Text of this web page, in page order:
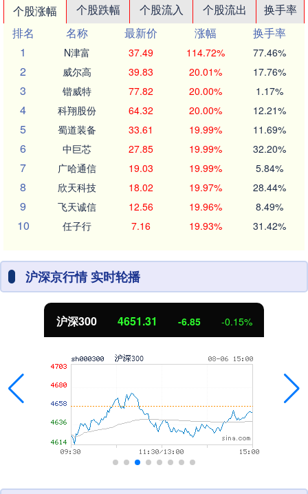
个股涨幅 个股跌幅 个股流入 个股流出
换手率
排名
名称 最新价 涨幅
换手率
1
N津富 37.49 114.72% 77.46%
2 威尔高 39.83 20.01% 17.76%
3 锴威特 77.82 20.00% 1.17%
4 科翔股份 64.32 20.00% 12.21%
5 蜀道装备 33.61 19.99% 11.69%
6 中巨芯 27.85 19.99% 32.20%
7 广哈通信 19.03 19.99% 5.84%
8 欣天科技 18.02 19.97% 28.44%
9 飞天诚信 12.56 19.96% 8.49%
10 任子行 7.16 19.93% 31.42%
沪深京行情 实时轮播
沪深300 4651.31 -6.85 -0.15%